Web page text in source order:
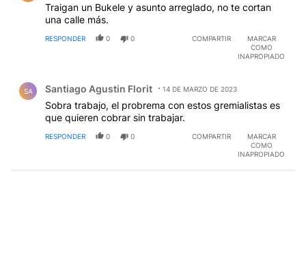
Traigan un Bukele y asunto arreglado, no te cortan
una calle más.
RESPONDER 0 0 COMPARTIR
MARCAR
COMO
INAPROPIADO
SA Santiago Agustin Florit 14 DE MARZO DE 2023
Sobra trabajo, el probrema con estos gremialistas es
que quieren cobrar sin trabajar.
RESPONDER 0 0 COMPARTIR
MARCAR
COMO
INAPROPIADO